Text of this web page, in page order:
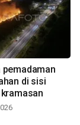
pemadaman
di sisi